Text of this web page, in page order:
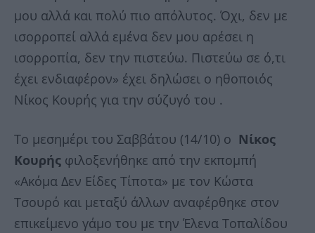
μου αλλά και πολύ πιο απόλυτος. Όχι, δεν με
ισορροπεί αλλά εμένα δεν μου αρέσει η
ισορροπία, δεν την πιστεύω. Πιστεύω σε ό,τι
έχει ενδιαφέρον» έχει δηλώσει ο ηθοποιός
Νίκος Κουρής για την σύζυγό του .
Το μεσημέρι του Σαββάτου (14/10) ο Νίκος
Κουρής φιλοξενήθηκε από την εκπομπή
«Ακόμα Δεν Είδες Τίποτα» με τον Κώστα
Τσουρό και μεταξύ άλλων αναφέρθηκε στον
επικείμενο γάμο του με την Έλενα Τοπαλίδου